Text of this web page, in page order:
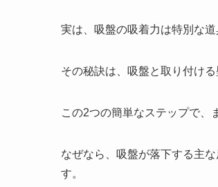
実は、吸盤の吸着力は特別な
その秘訣は、吸盤と取り付け
この2つの簡単なステップで、
なぜなら、吸盤が落下する主
す。